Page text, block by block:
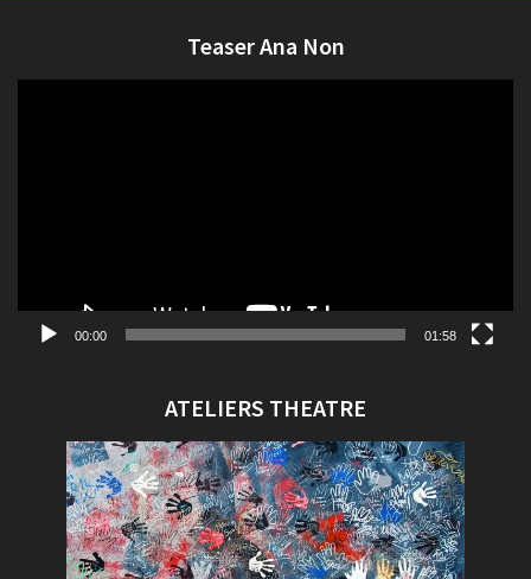
Teaser Ana Non
00:00 01:58
ATELIERS THEATRE